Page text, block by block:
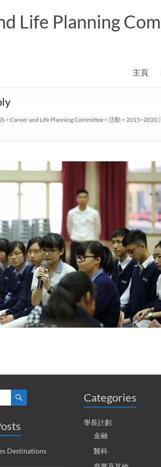
Life Planning
主頁
> Career and Life Planning Committee > 活動 > 2015~2020
Destinations
Categories
學長計劃
金融
醫科